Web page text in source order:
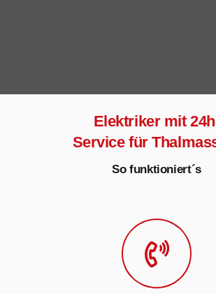
Elektriker mit
Service für
So funktioniert´s